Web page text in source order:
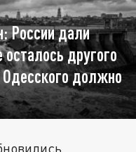
России дали
другого
должно